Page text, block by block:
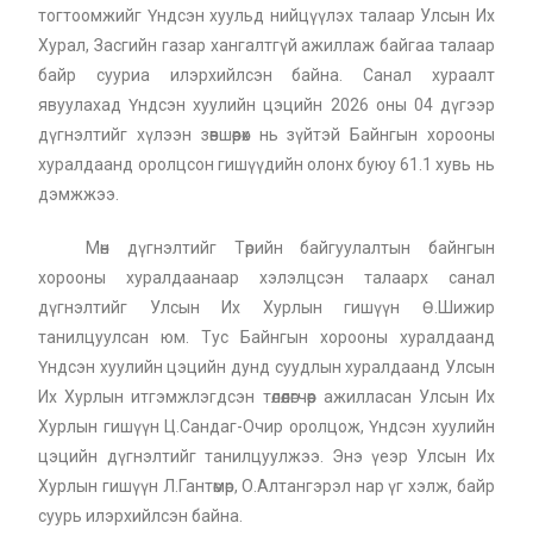
тогтоомжийг Үндсэн хуульд нийцүүлэх талаар Улсын Их
Хурал, Засгийн газар хангалтгүй ажиллаж байгаа талаар
байр сууриа илэрхийлсэн байна. Санал хураалт
явуулахад Үндсэн хуулийн цэцийн 2026 оны 04 дүгээр
дүгнэлтийг хүлээн зөвшөөрөх нь зүйтэй Байнгын хорооны
хуралдаанд оролцсон гишүүдийн олонх буюу 61.1 хувь нь
дэмжжээ.
Мөн дүгнэлтийг Төрийн байгуулалтын байнгын
хорооны хуралдаанаар хэлэлцсэн талаарх санал
дүгнэлтийг Улсын Их Хурлын гишүүн Ө.Шижир
танилцуулсан юм. Тус Байнгын хорооны хуралдаанд
Үндсэн хуулийн цэцийн дунд суудлын хуралдаанд Улсын
Их Хурлын итгэмжлэгдсэн төлөөлөгчөөр ажилласан Улсын Их
Хурлын гишүүн Ц.Сандаг-Очир оролцож, Үндсэн хуулийн
цэцийн дүгнэлтийг танилцуулжээ. Энэ үеэр Улсын Их
Хурлын гишүүн Л.Гантөмөр, О.Алтангэрэл нар үг хэлж, байр
суурь илэрхийлсэн байна.